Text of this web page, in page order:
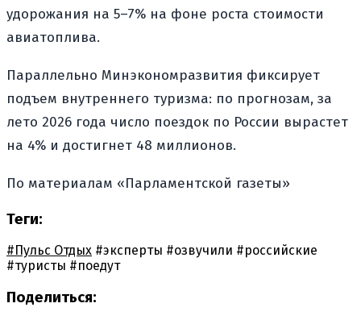
удорожания на 5–7% на фоне роста стоимости
авиатоплива.
Параллельно Минэкономразвития фиксирует
подъем внутреннего туризма: по прогнозам, за
лето 2026 года число поездок по России вырастет
на 4% и достигнет 48 миллионов.
По материалам «Парламентской газеты»
Теги:
#Пульс Отдых #эксперты #озвучили #российские
#туристы #поедут
Поделиться: